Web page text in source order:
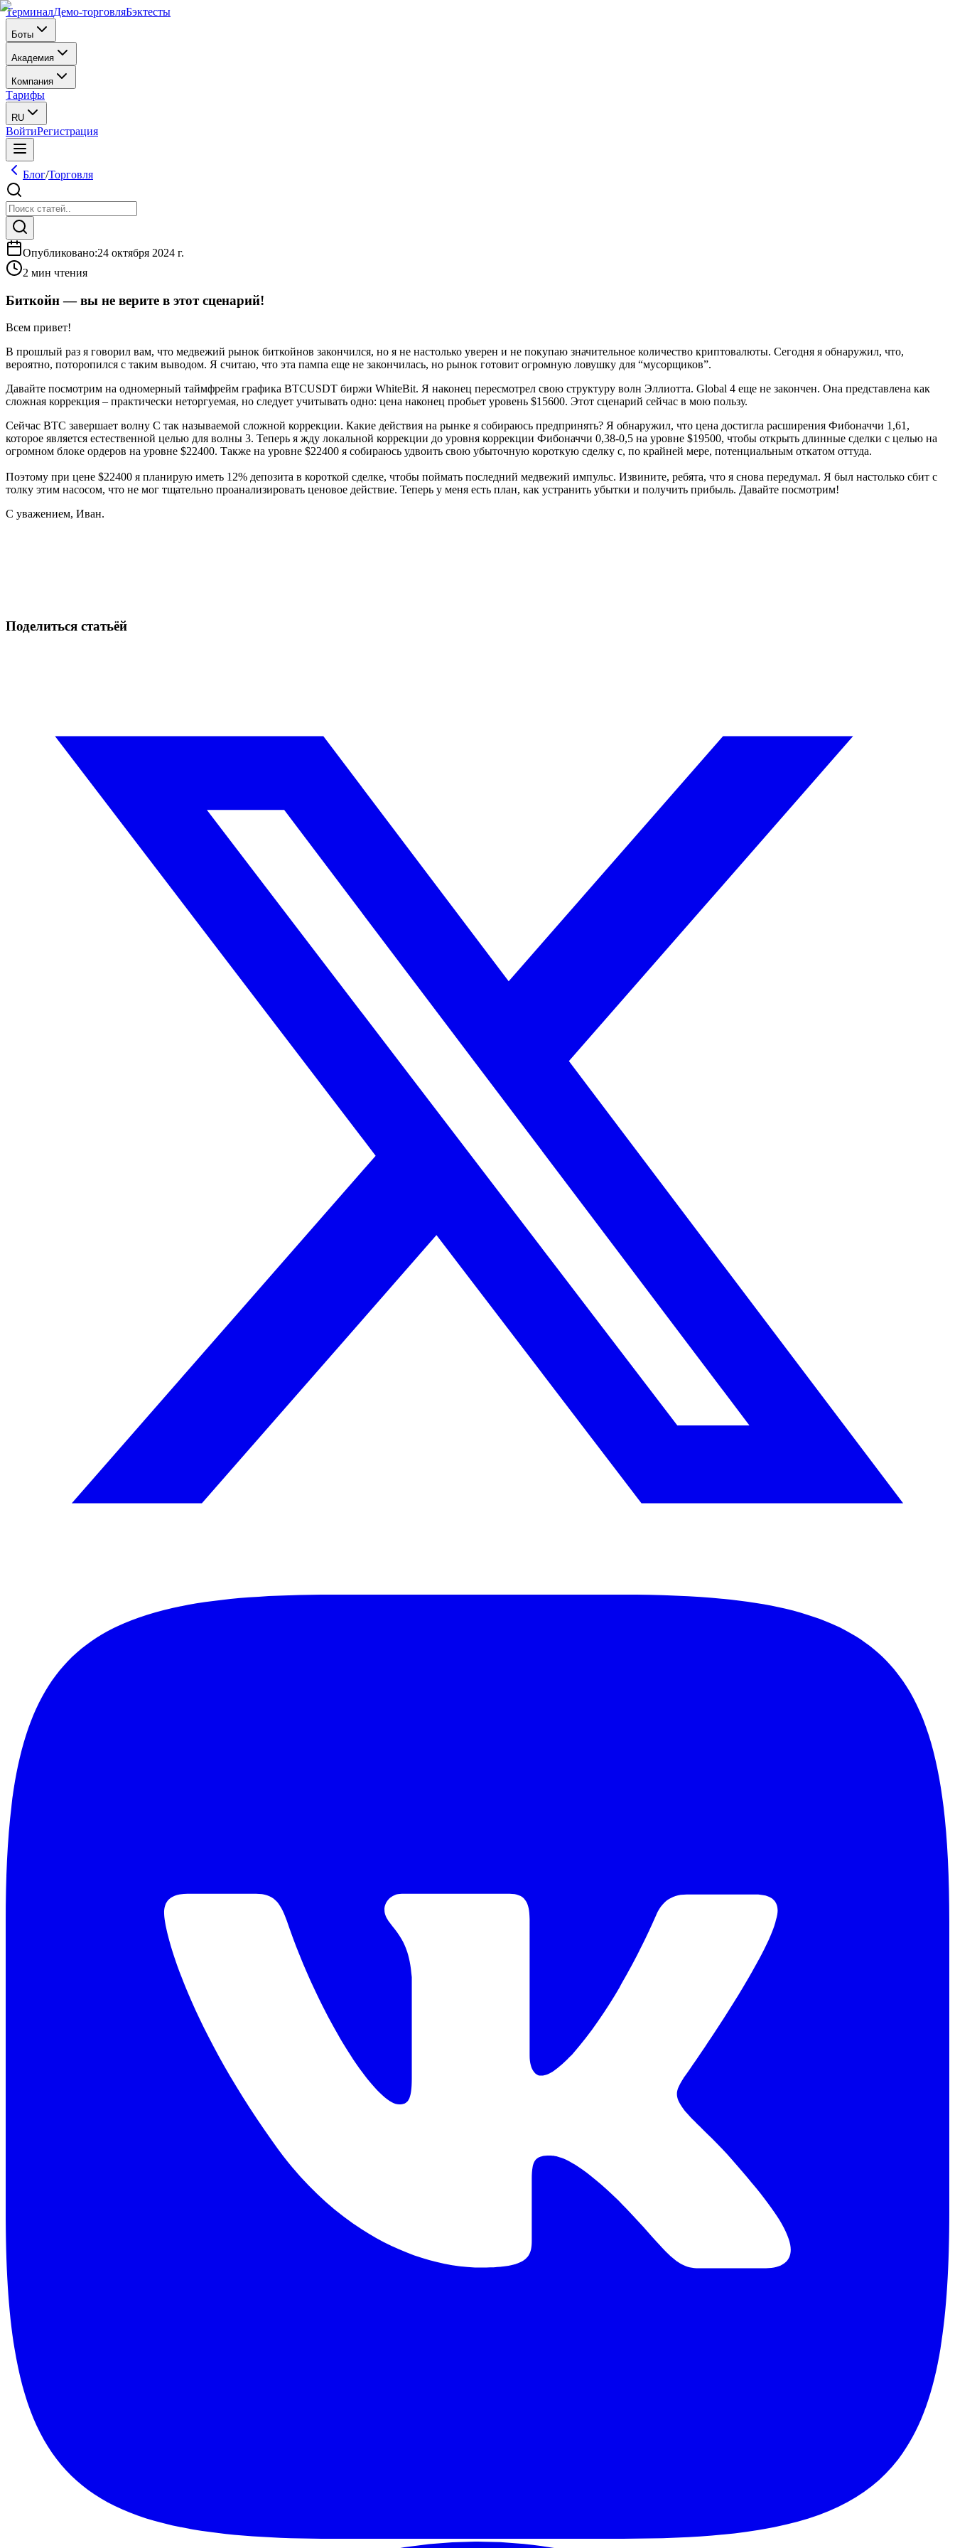
ТерминалДемо-торговляБэктесты
Боты
Академия
Компания
Тарифы
RU
ВойтиРегистрация
Блог/Торговля
Опубликовано:24 октября 2024 г.
2 мин чтения
Биткойн — вы не верите в этот сценарий!
Всем привет!
В прошлый раз я говорил вам, что медвежий рынок биткойнов закончился, но я не настолько уверен и не покупаю значительное количество криптовалюты. Сегодня я обнаружил, что,
вероятно, поторопился с таким выводом. Я считаю, что эта пампа еще не закончилась, но рынок готовит огромную ловушку для “мусорщиков”.
Давайте посмотрим на одномерный таймфрейм графика BTCUSDT биржи WhiteBit. Я наконец пересмотрел свою структуру волн Эллиотта. Global 4 еще не закончен. Она представлена ​​как
сложная коррекция – практически неторгуемая, но следует учитывать одно: цена наконец пробьет уровень $15600. Этот сценарий сейчас в мою пользу.
Сейчас BTC завершает волну C так называемой сложной коррекции. Какие действия на рынке я собираюсь предпринять? Я обнаружил, что цена достигла расширения Фибоначчи 1,61,
которое является естественной целью для волны 3. Теперь я жду локальной коррекции до уровня коррекции Фибоначчи 0,38-0,5 на уровне $19500, чтобы открыть длинные сделки с целью на
огромном блоке ордеров на уровне $22400. Также на уровне $22400 я собираюсь удвоить свою убыточную короткую сделку с, по крайней мере, потенциальным откатом оттуда.
Поэтому при цене $22400 я планирую иметь 12% депозита в короткой сделке, чтобы поймать последний медвежий импульс. Извините, ребята, что я снова передумал. Я был настолько сбит с
толку этим насосом, что не мог тщательно проанализировать ценовое действие. Теперь у меня есть план, как устранить убытки и получить прибыль. Давайте посмотрим!
С уважением, Иван.
Поделиться статьёй